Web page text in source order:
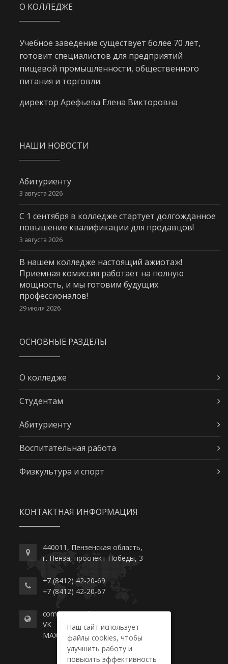
О КОЛЛЕДЖЕ
Учебное заведение существует более 70 лет,
готовит специалистов для предприятий
пищевой промышленности, общественного
питания и торговли.
директор Арефьева Елена Викторовна
НАШИ НОВОСТИ
Абитуриенту
3 августа 2026
С 1 сентября в колледже стартует долгожданное
повышение квалификации для продавцов!
3 августа 2026
В нашем колледже настоящий ажиотаж!
Приемная комиссия работает на полную
мощность, и мы готовим будущих
профессионалов!
29 июля 2026
ОСНОВНЫЕ РАЗДЕЛЫ
О колледже
Студентам
Абитуриенту
Воспитательная работа
Физкультура и спорт
КОНТАКТНАЯ ИНФОРМАЦИЯ
440011, Пензенская область,
г. Пенза, проспект Победы, 3
+7 (8412) 42-20-69
+7 (8412) 42-20-67
commerce-college.ru
VK
MAX
Наш сайт использует
файлы cookies, чтобы
улучшить работу и
повысить эффективность